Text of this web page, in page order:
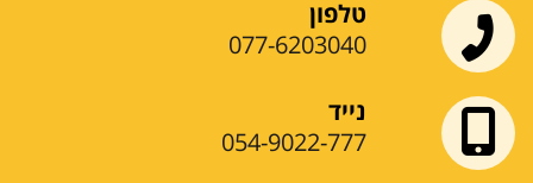
טלפון
077-6203040
נייד
054-9022-777